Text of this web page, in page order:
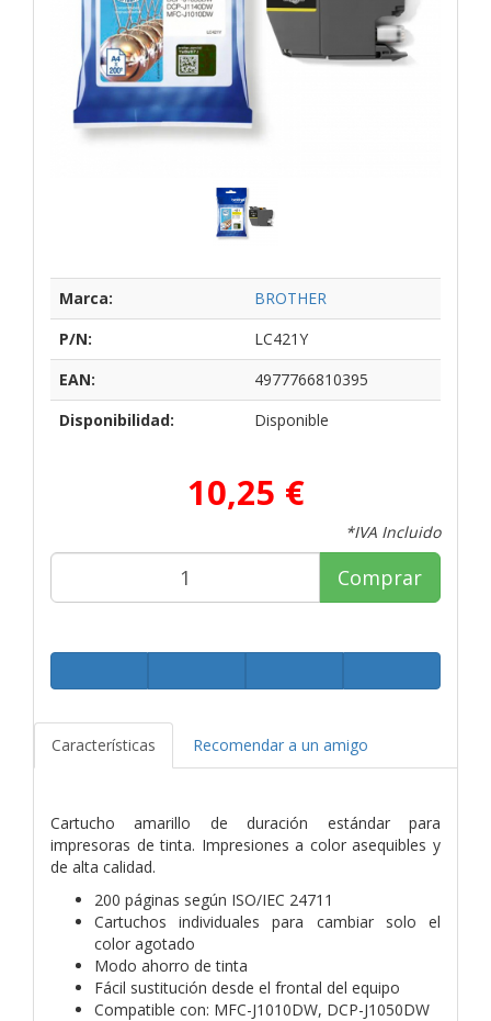
Marca:
BROTHER
P/N:
LC421Y
EAN:
4977766810395
Disponibilidad:
Disponible
10,25 €
*IVA Incluido
Comprar
Características Recomendar a un amigo
Cartucho amarillo de duración estándar para
impresoras de tinta. Impresiones a color asequibles y
de alta calidad.
200 páginas según ISO/IEC 24711
Cartuchos individuales para cambiar solo el
color agotado
Modo ahorro de tinta
Fácil sustitución desde el frontal del equipo
Compatible con: MFC-J1010DW, DCP-J1050DW